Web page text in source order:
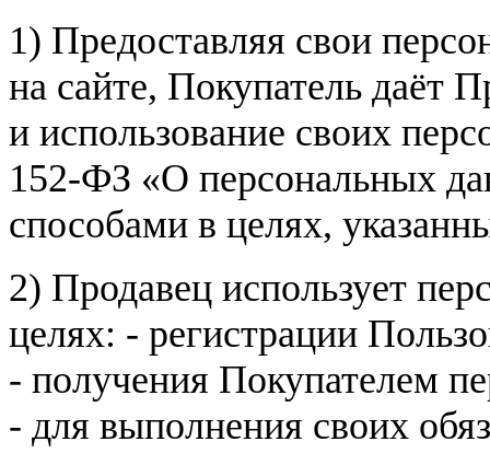
1) Предоставляя свои
на сайте, Покупатель даёт
и использование своих
152-ФЗ «О персональных
способами в целях,
2) Продавец использует
целях: - регистрации
- получения Покупателем
- для выполнения своих